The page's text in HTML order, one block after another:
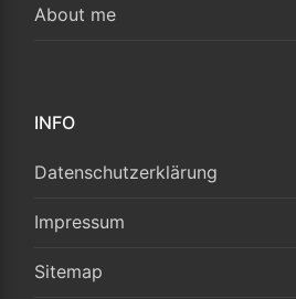
About me
INFO
Datenschutzerklärung
Impressum
Sitemap